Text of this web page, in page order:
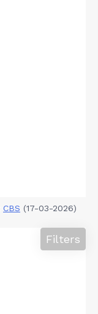
CBS (17-03-2026)
Filters